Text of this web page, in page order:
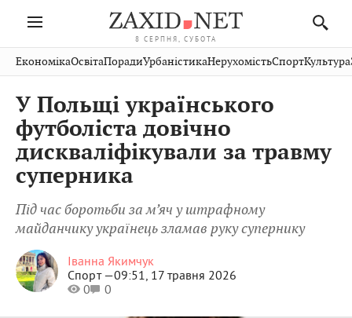
8 СЕРПНЯ, СУБОТА
Івано-
Франківськ
Волинь
Закарпаття
Рівне
Чернівці
Шептицький
Стрий
Хмельницький
Вінниця
Публікації
Авто СловкоКультура
Кіно Дім СпортКраєзнавство
ФотоОсвіта
тварини
ЕкономікаОсвітаПорадиУрбаністикаНерухомістьСпортКультура
У Польщі українського
футболіста довічно
дискваліфікували за травму
суперника
Під час боротьби за м’яч у штрафному
майданчику українець зламав руку супернику
Іванна Якимчук
Спорт —09:51, 17 травня 2026
0
0